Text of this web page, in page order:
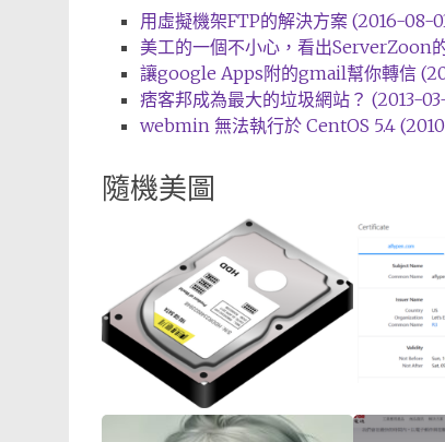
用虛擬機架FTP的解決方案 (2016-08-
美工的一個不小心，看出ServerZoon
讓google Apps附的gmail幫你轉信
痞客邦成為最大的垃圾網站？ (2013-
webmin 無法執行於 CentOS 5.4
隨機美圖